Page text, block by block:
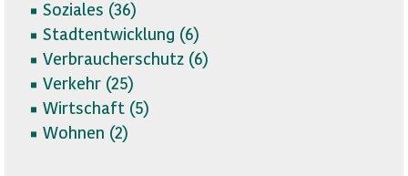
Soziales (36)
Stadtentwicklung (6)
Verbraucherschutz (6)
Verkehr (25)
Wirtschaft (5)
Wohnen (2)